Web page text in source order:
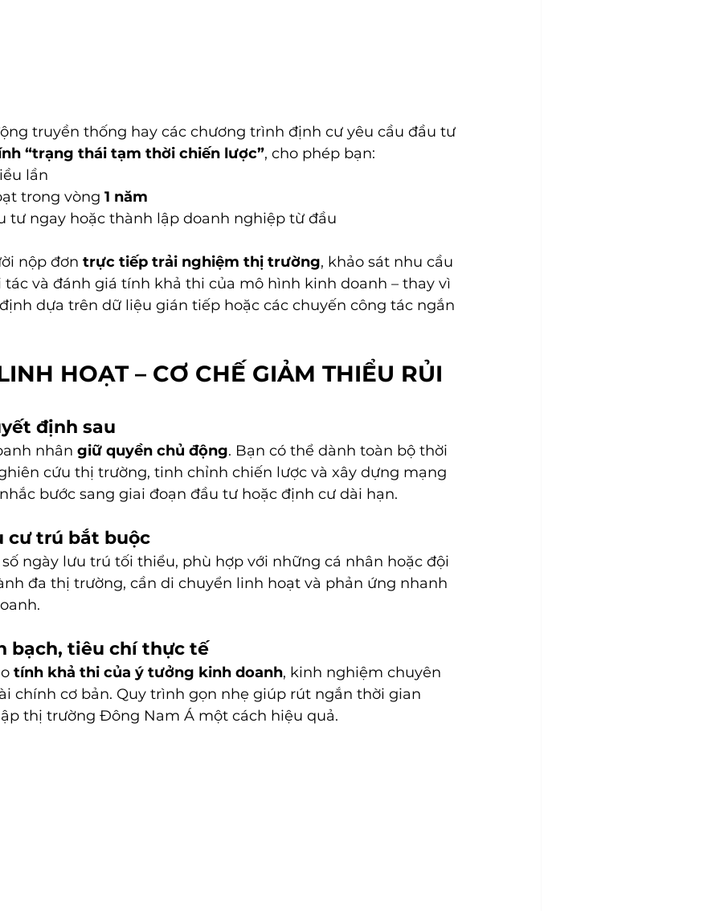
truyền thống hay các chương trình định cư yêu cầu đầu tư
“trạng thái tạm thời chiến lược”, cho phép bạn:
lần
trong vòng 1 năm
tư ngay hoặc thành lập doanh nghiệp từ đầu
nộp đơn trực tiếp trải nghiệm thị trường, khảo sát nhu cầu
và đánh giá tính khả thi của mô hình kinh doanh – thay vì
dựa trên dữ liệu gián tiếp hoặc các chuyến công tác ngắn
HOẠT – CƠ CHẾ GIẢM THIỂU RỦI
định sau
nhân giữ quyền chủ động. Bạn có thể dành toàn bộ thời
cứu thị trường, tinh chỉnh chiến lược và xây dựng mạng
bước sang giai đoạn đầu tư hoặc định cư dài hạn.
cư trú bắt buộc
ngày lưu trú tối thiểu, phù hợp với những cá nhân hoặc đội
đa thị trường, cần di chuyển linh hoạt và phản ứng nhanh
bạch, tiêu chí thực tế
tính khả thi của ý tưởng kinh doanh, kinh nghiệm chuyên
chính cơ bản. Quy trình gọn nhẹ giúp rút ngắn thời gian
thị trường Đông Nam Á một cách hiệu quả.